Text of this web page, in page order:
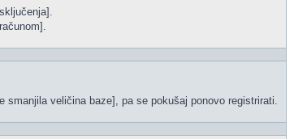
veličina baze], pa se pokušaj ponovo registrirati.